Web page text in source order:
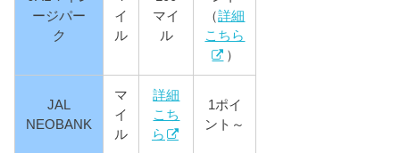
ージパー
ク
イ
ル
マイ
ル
（詳細
こちら
）
JAL
NEOBANK
マ
イ
ル
詳細
こち
ら
1ポイ
ント～